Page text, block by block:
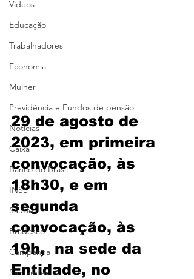
Vídeos
Educação
Trabalhadores
Economia
Mulher
Previdência e Fundos de pensão
Notícias
Caixa
Banco do Brasil
INSS
Saúde
Bradesco
Campanha
Santander
29 de agosto de
2023, em primeira
convocação, às
18h30, e em
segunda
convocação, às
19h,  na sede da
Entidade, no